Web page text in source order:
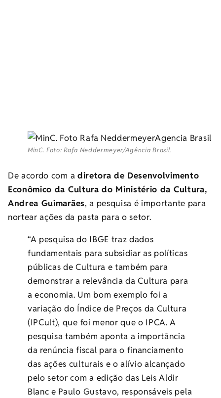
MinC. Foto: Rafa Neddermeyer/Agência Brasil.
De acordo com a diretora de Desenvolvimento
Econômico da Cultura do Ministério da Cultura,
Andrea Guimarães, a pesquisa é importante para
nortear ações da pasta para o setor.
“A pesquisa do IBGE traz dados
fundamentais para subsidiar as políticas
públicas de Cultura e também para
demonstrar a relevância da Cultura para
a economia. Um bom exemplo foi a
variação do Índice de Preços da Cultura
(IPCult), que foi menor que o IPCA. A
pesquisa também aponta a importância
da renúncia fiscal para o financiamento
das ações culturais e o alívio alcançado
pelo setor com a edição das Leis Aldir
Blanc e Paulo Gustavo, responsáveis pela